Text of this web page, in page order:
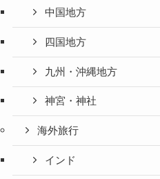
中国地方
四国地方
九州・沖縄地方
神宮・神社
海外旅行
インド